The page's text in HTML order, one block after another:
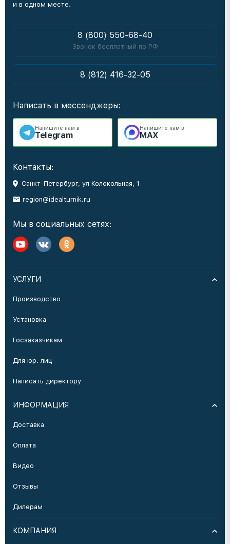
и в одном месте.
8 (800) 550-68-40
Звонок бесплатный по РФ
8 (812) 416-32-05
Написать в мессенджеры:
Напишите нам в
Telegram
Напишите нам в
MAX
Контакты:
Санкт-Петербург, ул Колокольная, 1
region@idealturnik.ru
Мы в социальных сетях:
УСЛУГИ
Производство
Установка
Госзаказчикам
Для юр. лиц
Написать директору
ИНФОРМАЦИЯ
Доставка
Оплата
Видео
Отзывы
Дилерам
КОМПАНИЯ